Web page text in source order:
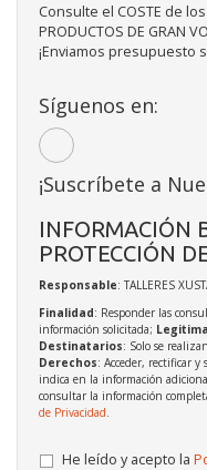
Consulte el COSTE de
PRODUCTOS DE GRAN
¡Enviamos presupuesto
Síguenos en:
¡Suscríbete a
INFORMACIÓN
PROTECCIÓN
Responsable: TALLERES
Finalidad: Responder las
información solicitada;
Destinatarios: Solo se
Derechos: Acceder, rectificar y
indica en la información
consultar la información
de Privacidad.
He leído y acepto la